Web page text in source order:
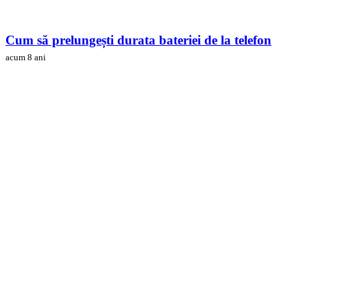
Cum să prelungești durata bateriei de la telefon
acum 8 ani